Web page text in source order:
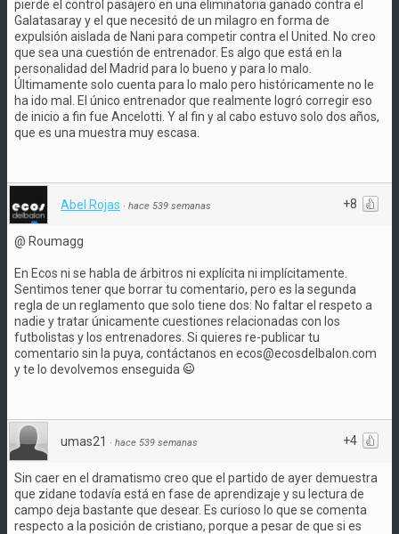
pierde el control pasajero en una eliminatoria ganado contra el
Galatasaray y el que necesitó de un milagro en forma de
expulsión aislada de Nani para competir contra el United. No creo
que sea una cuestión de entrenador. Es algo que está en la
personalidad del Madrid para lo bueno y para lo malo.
Últimamente solo cuenta para lo malo pero históricamente no le
ha ido mal. El único entrenador que realmente logró corregir eso
de inicio a fin fue Ancelotti. Y al fin y al cabo estuvo solo dos años,
que es una muestra muy escasa.
+8
Abel Rojas · hace 539 semanas
@ Roumagg
En Ecos ni se habla de árbitros ni explícita ni implícitamente.
Sentimos tener que borrar tu comentario, pero es la segunda
regla de un reglamento que solo tiene dos: No faltar el respeto a
nadie y tratar únicamente cuestiones relacionadas con los
futbolistas y los entrenadores. Si quieres re-publicar tu
comentario sin la puya, contáctanos en ecos@ecosdelbalon.com
y te lo devolvemos enseguida
+4
umas21 · hace 539 semanas
Sin caer en el dramatismo creo que el partido de ayer demuestra
que zidane todavía está en fase de aprendizaje y su lectura de
campo deja bastante que desear. Es curioso lo que se comenta
respecto a la posición de cristiano, porque a pesar de que si es